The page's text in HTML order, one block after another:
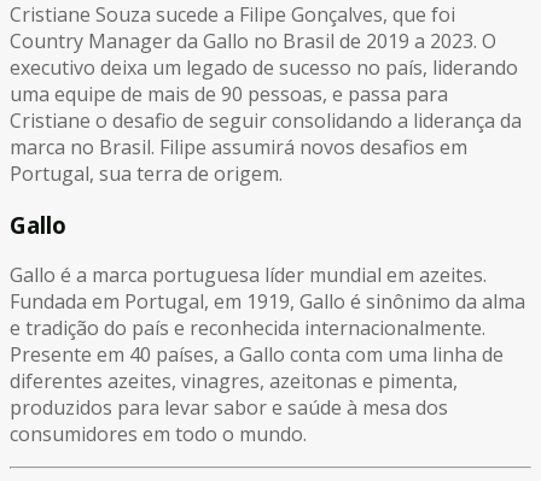
Cristiane Souza sucede a Filipe Gonçalves, que foi
Country Manager da Gallo no Brasil de 2019 a 2023. O
executivo deixa um legado de sucesso no país, liderando
uma equipe de mais de 90 pessoas, e passa para
Cristiane o desafio de seguir consolidando a liderança da
marca no Brasil. Filipe assumirá novos desafios em
Portugal, sua terra de origem.
Gallo
Gallo é a marca portuguesa líder mundial em azeites.
Fundada em Portugal, em 1919, Gallo é sinônimo da alma
e tradição do país e reconhecida internacionalmente.
Presente em 40 países, a Gallo conta com uma linha de
diferentes azeites, vinagres, azeitonas e pimenta,
produzidos para levar sabor e saúde à mesa dos
consumidores em todo o mundo.